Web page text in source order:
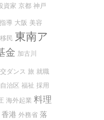
資家 京都 神戸
導 大阪 美容
移民 東南ア
金 加古川
ダンス 旅 就職
治区 福祉 採用
海外起業 料理
香港 外務省 落